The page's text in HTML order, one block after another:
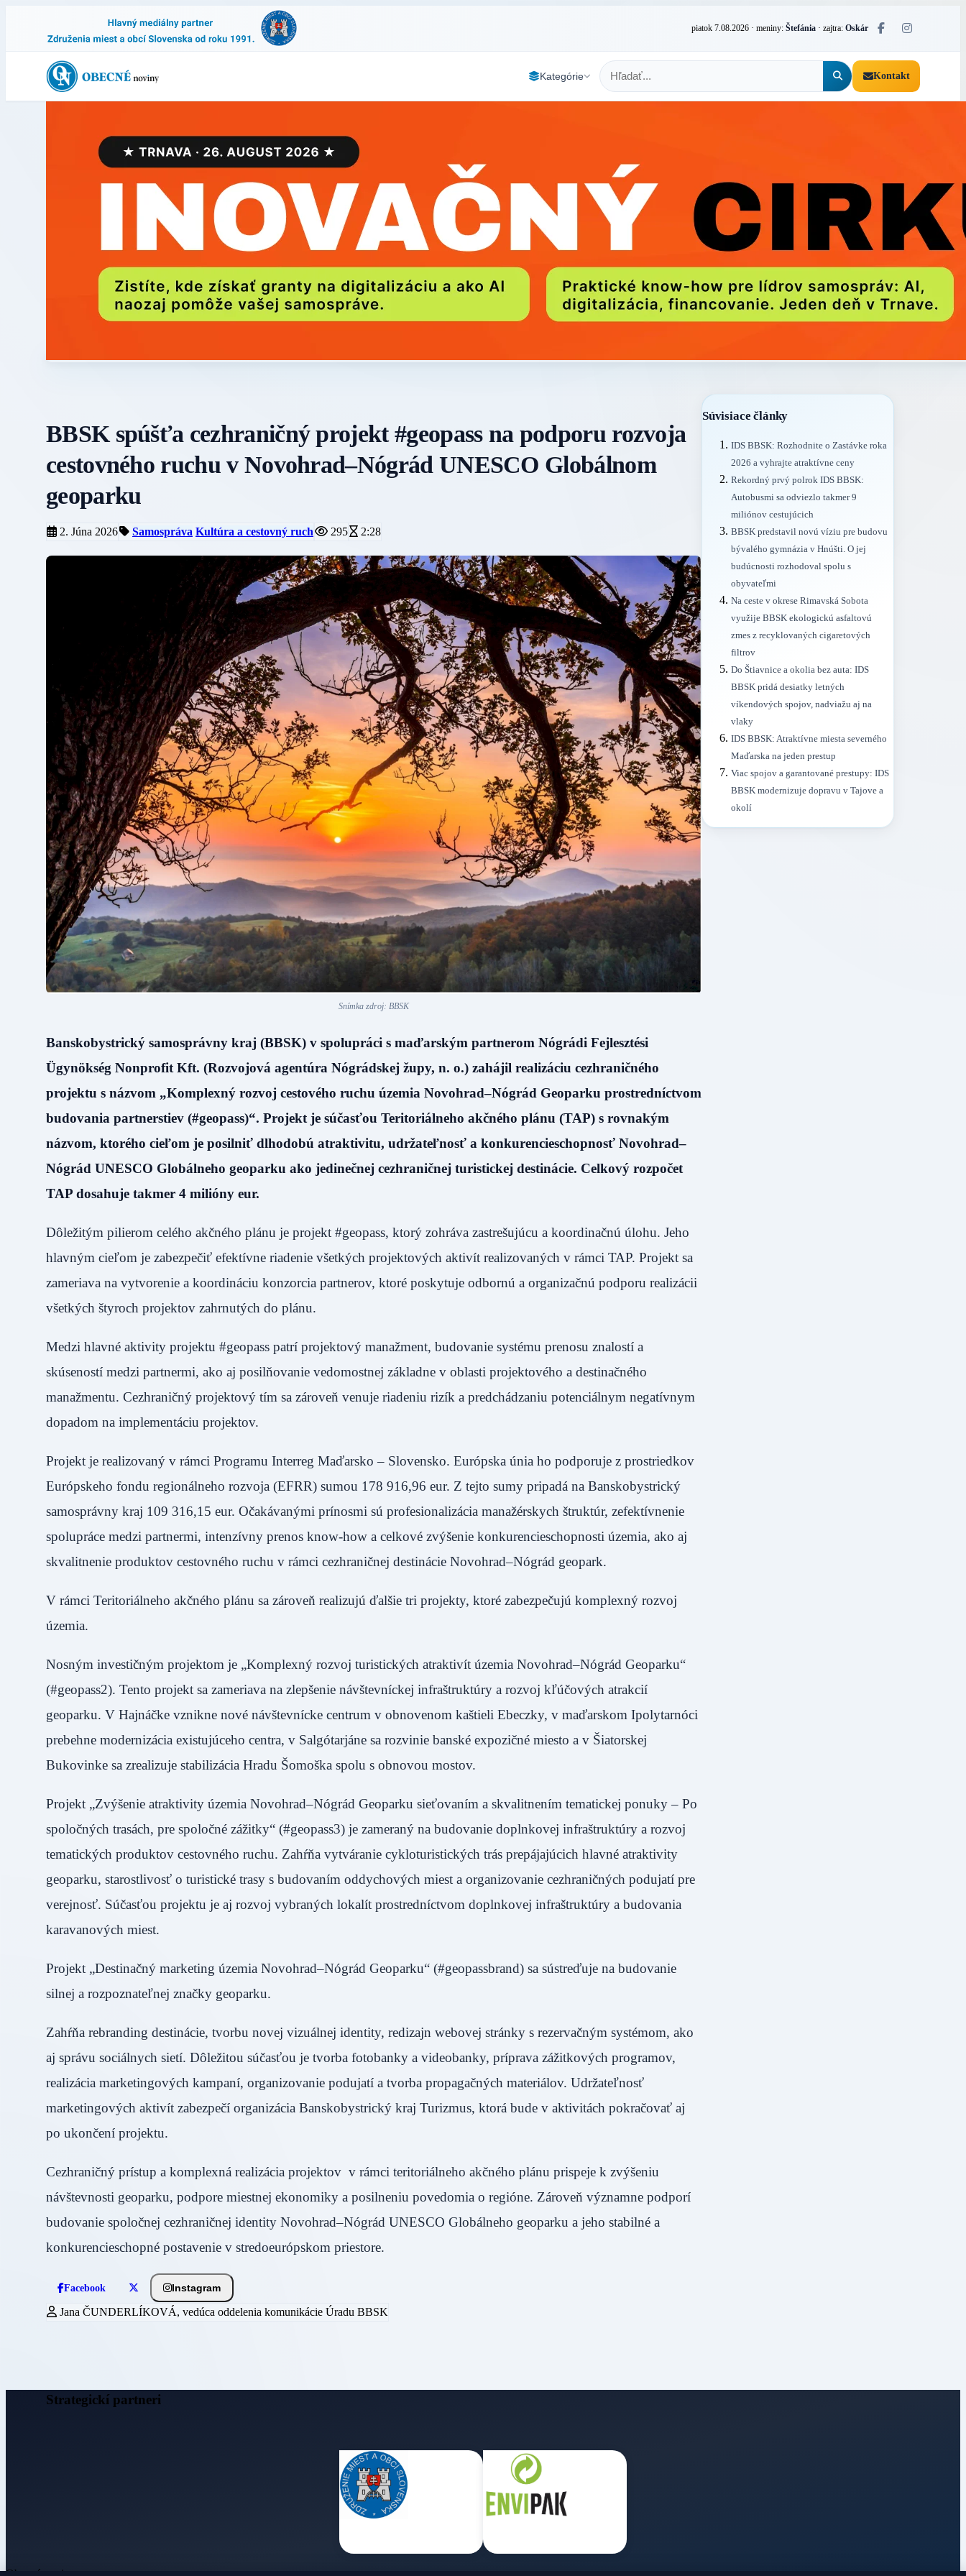
piatok 7.08.2026 · meniny: Štefánia · zajtra: Oskár
Kategórie Kontakt
BBSK spúšťa cezhraničný projekt #geopass na podporu rozvoja
cestovného ruchu v Novohrad–Nógrád UNESCO Globálnom
geoparku
2. Júna 2026 Samospráva Kultúra a cestovný ruch 295 2:28
Snímka zdroj: BBSK
Banskobystrický samosprávny kraj (BBSK) v spolupráci s maďarským partnerom Nógrádi Fejlesztési
Ügynökség Nonprofit Kft. (Rozvojová agentúra Nógrádskej župy, n. o.) zahájil realizáciu cezhraničného
projektu s názvom „Komplexný rozvoj cestového ruchu územia Novohrad–Nógrád Geoparku prostredníctvom
budovania partnerstiev (#geopass)“. Projekt je súčasťou Teritoriálneho akčného plánu (TAP) s rovnakým
názvom, ktorého cieľom je posilniť dlhodobú atraktivitu, udržateľnosť a konkurencieschopnosť Novohrad–
Nógrád UNESCO Globálneho geoparku ako jedinečnej cezhraničnej turistickej destinácie. Celkový rozpočet
TAP dosahuje takmer 4 milióny eur.
Dôležitým pilierom celého akčného plánu je projekt #geopass, ktorý zohráva zastrešujúcu a koordinačnú úlohu. Jeho
hlavným cieľom je zabezpečiť efektívne riadenie všetkých projektových aktivít realizovaných v rámci TAP. Projekt sa
zameriava na vytvorenie a koordináciu konzorcia partnerov, ktoré poskytuje odbornú a organizačnú podporu realizácii
všetkých štyroch projektov zahrnutých do plánu.
Medzi hlavné aktivity projektu #geopass patrí projektový manažment, budovanie systému prenosu znalostí a
skúseností medzi partnermi, ako aj posilňovanie vedomostnej základne v oblasti projektového a destinačného
manažmentu. Cezhraničný projektový tím sa zároveň venuje riadeniu rizík a predchádzaniu potenciálnym negatívnym
dopadom na implementáciu projektov.
Projekt je realizovaný v rámci Programu Interreg Maďarsko – Slovensko. Európska únia ho podporuje z prostriedkov
Európskeho fondu regionálneho rozvoja (EFRR) sumou 178 916,96 eur. Z tejto sumy pripadá na Banskobystrický
samosprávny kraj 109 316,15 eur. Očakávanými prínosmi sú profesionalizácia manažérskych štruktúr, zefektívnenie
spolupráce medzi partnermi, intenzívny prenos know-how a celkové zvýšenie konkurencieschopnosti územia, ako aj
skvalitnenie produktov cestovného ruchu v rámci cezhraničnej destinácie Novohrad–Nógrád geopark.
V rámci Teritoriálneho akčného plánu sa zároveň realizujú ďalšie tri projekty, ktoré zabezpečujú komplexný rozvoj
územia.
Nosným investičným projektom je „Komplexný rozvoj turistických atraktivít územia Novohrad–Nógrád Geoparku“
(#geopass2). Tento projekt sa zameriava na zlepšenie návštevníckej infraštruktúry a rozvoj kľúčových atrakcií
geoparku. V Hajnáčke vznikne nové návštevnícke centrum v obnovenom kaštieli Ebeczky, v maďarskom Ipolytarnóci
prebehne modernizácia existujúceho centra, v Salgótarjáne sa rozvinie banské expozičné miesto a v Šiatorskej
Bukovinke sa zrealizuje stabilizácia Hradu Šomoška spolu s obnovou mostov.
Projekt „Zvýšenie atraktivity územia Novohrad–Nógrád Geoparku sieťovaním a skvalitnením tematickej ponuky – Po
spoločných trasách, pre spoločné zážitky“ (#geopass3) je zameraný na budovanie doplnkovej infraštruktúry a rozvoj
tematických produktov cestovného ruchu. Zahŕňa vytváranie cykloturistických trás prepájajúcich hlavné atraktivity
geoparku, starostlivosť o turistické trasy s budovaním oddychových miest a organizovanie cezhraničných podujatí pre
verejnosť. Súčasťou projektu je aj rozvoj vybraných lokalít prostredníctvom doplnkovej infraštruktúry a budovania
karavanových miest.
Projekt „Destinačný marketing územia Novohrad–Nógrád Geoparku“ (#geopassbrand) sa sústreďuje na budovanie
silnej a rozpoznateľnej značky geoparku.
Zahŕňa rebranding destinácie, tvorbu novej vizuálnej identity, redizajn webovej stránky s rezervačným systémom, ako
aj správu sociálnych sietí. Dôležitou súčasťou je tvorba fotobanky a videobanky, príprava zážitkových programov,
realizácia marketingových kampaní, organizovanie podujatí a tvorba propagačných materiálov. Udržateľnosť
marketingových aktivít zabezpečí organizácia Banskobystrický kraj Turizmus, ktorá bude v aktivitách pokračovať aj
po ukončení projektu.
Cezhraničný prístup a komplexná realizácia projektov v rámci teritoriálneho akčného plánu prispeje k zvýšeniu
návštevnosti geoparku, podpore miestnej ekonomiky a posilneniu povedomia o regióne. Zároveň významne podporí
budovanie spoločnej cezhraničnej identity Novohrad–Nógrád UNESCO Globálneho geoparku a jeho stabilné a
konkurencieschopné postavenie v stredoeurópskom priestore.
Facebook Instagram
Jana ČUNDERLÍKOVÁ, vedúca oddelenia komunikácie Úradu BBSK
Súvisiace články
IDS BBSK: Rozhodnite o Zastávke roka
2026 a vyhrajte atraktívne ceny
Rekordný prvý polrok IDS BBSK:
Autobusmi sa odviezlo takmer 9
miliónov cestujúcich
BBSK predstavil novú víziu pre budovu
bývalého gymnázia v Hnúšti. O jej
budúcnosti rozhodoval spolu s
obyvateľmi
Na ceste v okrese Rimavská Sobota
využije BBSK ekologickú asfaltovú
zmes z recyklovaných cigaretových
filtrov
Do Štiavnice a okolia bez auta: IDS
BBSK pridá desiatky letných
víkendových spojov, nadviažu aj na
vlaky
IDS BBSK: Atraktívne miesta severného
Maďarska na jeden prestup
Viac spojov a garantované prestupy: IDS
BBSK modernizuje dopravu v Tajove a
okolí
Strategickí partneri
Obecné noviny